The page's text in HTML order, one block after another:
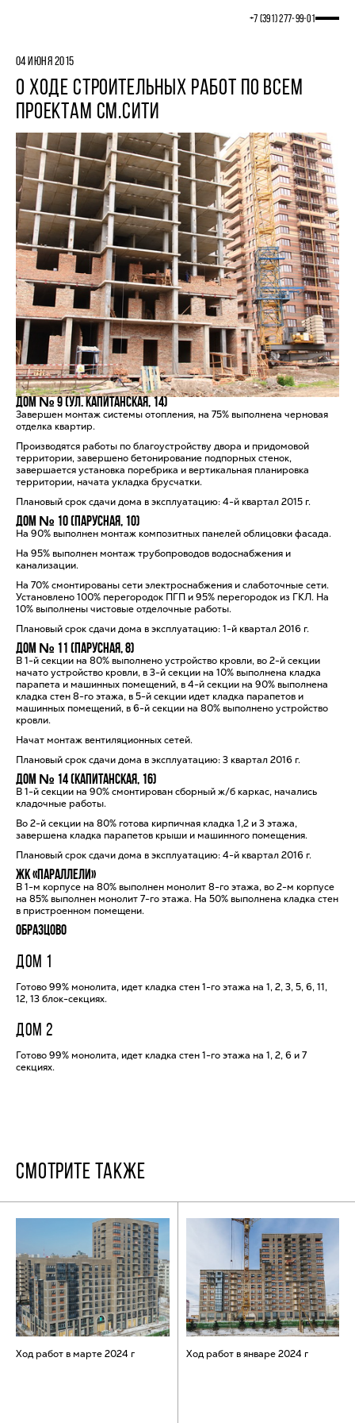
+7 (391) 277‒99‒01
04 ИЮНЯ 2015
О ХОДЕ СТРОИТЕЛЬНЫХ РАБОТ ПО ВСЕМ
ПРОЕКТАМ СМ.СИТИ
Дом № 9 (ул. Капитанская, 14)
Завершен монтаж системы отопления, на 75% выполнена черновая
отделка квартир.
Производятся работы по благоустройству двора и придомовой
территории, завершено бетонирование подпорных стенок,
завершается установка поребрика и вертикальная планировка
территории, начата укладка брусчатки.
Плановый срок сдачи дома в эксплуатацию: 4-й квартал 2015 г.
Дом № 10 (Парусная, 10)
На 90% выполнен монтаж композитных панелей облицовки фасада.
На 95% выполнен монтаж трубопроводов водоснабжения и
канализации.
На 70% смонтированы сети электроснабжения и слаботочные сети.
Установлено 100% перегородок ПГП и 95% перегородок из ГКЛ. На
10% выполнены чистовые отделочные работы.
Плановый срок сдачи дома в эксплуатацию: 1-й квартал 2016 г.
Дом № 11 (Парусная, 8)
В 1-й секции на 80% выполнено устройство кровли, во 2-й секции
начато устройство кровли, в 3-й секции на 10% выполнена кладка
парапета и машинных помещений, в 4-й секции на 90% выполнена
кладка стен 8-го этажа, в 5-й секции идет кладка парапетов и
машинных помещений, в 6-й секции на 80% выполнено устройство
кровли.
Начат монтаж вентиляционных сетей.
Плановый срок сдачи дома в эксплуатацию: 3 квартал 2016 г.
Дом № 14 (Капитанская, 16)
В 1-й секции на 90% смонтирован сборный ж/б каркас, начались
кладочные работы.
Во 2-й секции на 80% готова кирпичная кладка 1,2 и 3 этажа,
завершена кладка парапетов крыши и машинного помещения.
Плановый срок сдачи дома в эксплуатацию: 4-й квартал 2016 г.
ЖК «Параллели»
В 1-м корпусе на 80% выполнен монолит 8-го этажа, во 2-м корпусе
на 85% выполнен монолит 7-го этажа. На 50% выполнена кладка стен
в пристроенном помещени.
Образцово
ДОМ 1
Готово 99% монолита, идет кладка стен 1-го этажа на 1, 2, 3, 5, 6, 11,
12, 13 блок-секциях.
ДОМ 2
Готово 99% монолита, идет кладка стен 1-го этажа на 1, 2, 6 и 7
секциях.
СМОТРИТЕ ТАКЖЕ
Ход работ в марте 2024 г Ход работ в январе 2024 г